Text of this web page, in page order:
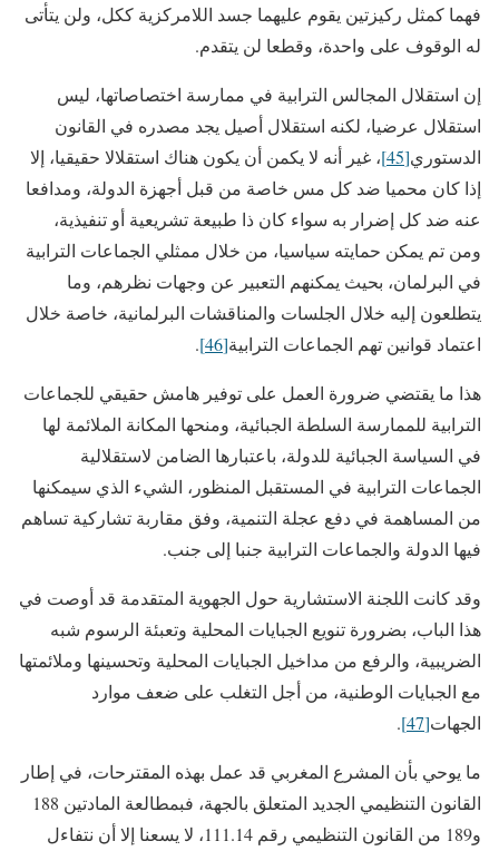
فهما كمثل ركيزتين يقوم عليهما جسد اللامركزية ككل، ولن يتأتى
له الوقوف على واحدة، وقطعا لن يتقدم.
إن استقلال المجالس الترابية في ممارسة اختصاصاتها، ليس
استقلال عرضيا، لكنه استقلال أصيل يجد مصدره في القانون
الدستوري[45]
، غير أنه لا يكمن أن يكون هناك استقلالا حقيقيا، إلا
إذا كان محميا ضد كل مس خاصة من قبل أجهزة الدولة، ومدافعا
عنه ضد كل إضرار به سواء كان ذا طبيعة تشريعية أو تنفيذية،
ومن تم يمكن حمايته سياسيا، من خلال ممثلي الجماعات الترابية
في البرلمان، بحيث يمكنهم التعبير عن وجهات نظرهم، وما
يتطلعون إليه خلال الجلسات والمناقشات البرلمانية، خاصة خلال
اعتماد قوانين تهم الجماعات الترابية[46]
.
هذا ما يقتضي ضرورة العمل على توفير هامش حقيقي للجماعات
الترابية للممارسة السلطة الجبائية، ومنحها المكانة الملائمة لها
في السياسة الجبائية للدولة، باعتبارها الضامن لاستقلالية
الجماعات الترابية في المستقبل المنظور، الشيء الذي سيمكنها
من المساهمة في دفع عجلة التنمية، وفق مقاربة تشاركية تساهم
فيها الدولة والجماعات الترابية جنبا إلى جنب.
وقد كانت اللجنة الاستشارية حول الجهوية المتقدمة قد أوصت في
هذا الباب، بضرورة تنويع الجبايات المحلية وتعبئة الرسوم شبه
الضريبية، والرفع من مداخيل الجبايات المحلية وتحسينها وملائمتها
مع الجبايات الوطنية، من أجل التغلب على ضعف موارد
الجهات[47]
.
ما يوحي بأن المشرع المغربي قد عمل بهذه المقترحات، في إطار
القانون التنظيمي الجديد المتعلق بالجهة، فبمطالعة المادتين 188
و189 من القانون التنظيمي رقم 111.14، لا يسعنا إلا أن نتفاءل